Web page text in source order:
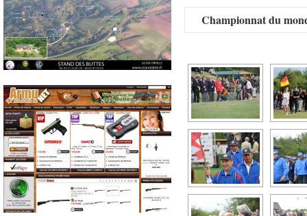
Championnat du